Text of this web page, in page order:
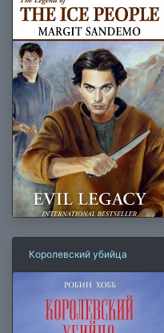
Королевский убийца